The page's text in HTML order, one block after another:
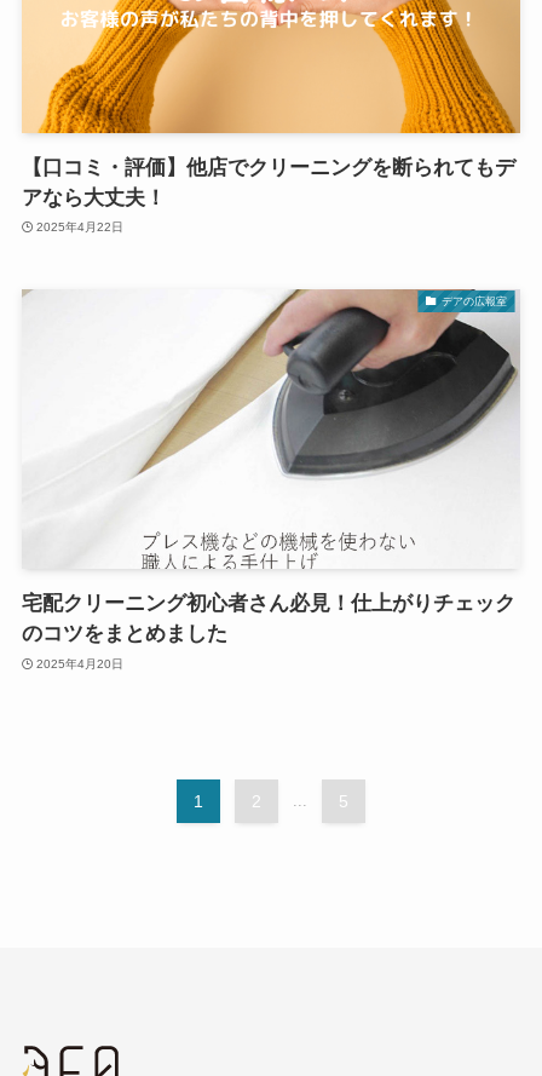
【口コミ・評価】他店でクリーニングを断られてもデ
アなら大丈夫！
2025年4月22日
デアの広報室
宅配クリーニング初心者さん必見！仕上がりチェック
のコツをまとめました
2025年4月20日
1 2 ... 5